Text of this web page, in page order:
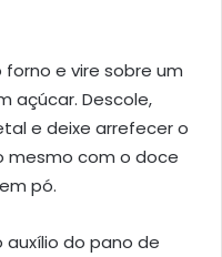
e vire sobre um
açúcar. Descole,
e deixe arrefecer o
mesmo com o doce
pó.
do pano de